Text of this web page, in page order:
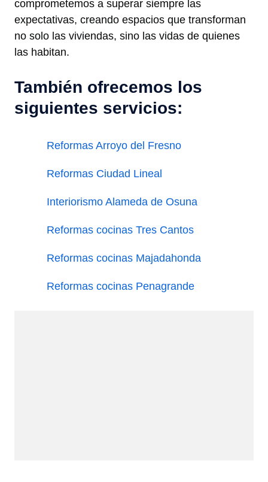
comprometemos a superar siempre las
expectativas, creando espacios que transforman
no solo las viviendas, sino las vidas de quienes
las habitan.
También ofrecemos los
siguientes servicios:
Reformas Arroyo del Fresno
Reformas Ciudad Lineal
Interiorismo Alameda de Osuna
Reformas cocinas Tres Cantos
Reformas cocinas Majadahonda
Reformas cocinas Penagrande